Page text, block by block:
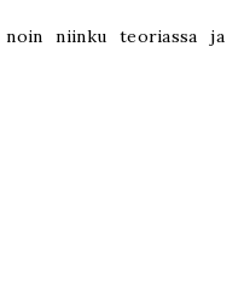
niinku teoriassa ja